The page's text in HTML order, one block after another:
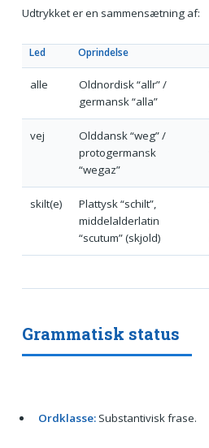
Udtrykket er en sammensætning af:
Led Oprindelse
alle
Oldnordisk “allr” /
germansk “alla”
vej
Olddansk “weg” /
protogermansk
“wegaz”
skilt(e)
Plattysk “schilt”,
middelalderlatin
“scutum” (skjold)
Grammatisk status
Ordklasse:Substantivisk frase.